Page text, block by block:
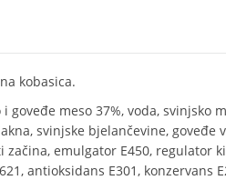
kobasica.
i goveđe meso 37%, voda, svinjsko
svinjske bjelančevine, goveđe
začina, emulgator E450, regulator
antioksidans E301, konzervans